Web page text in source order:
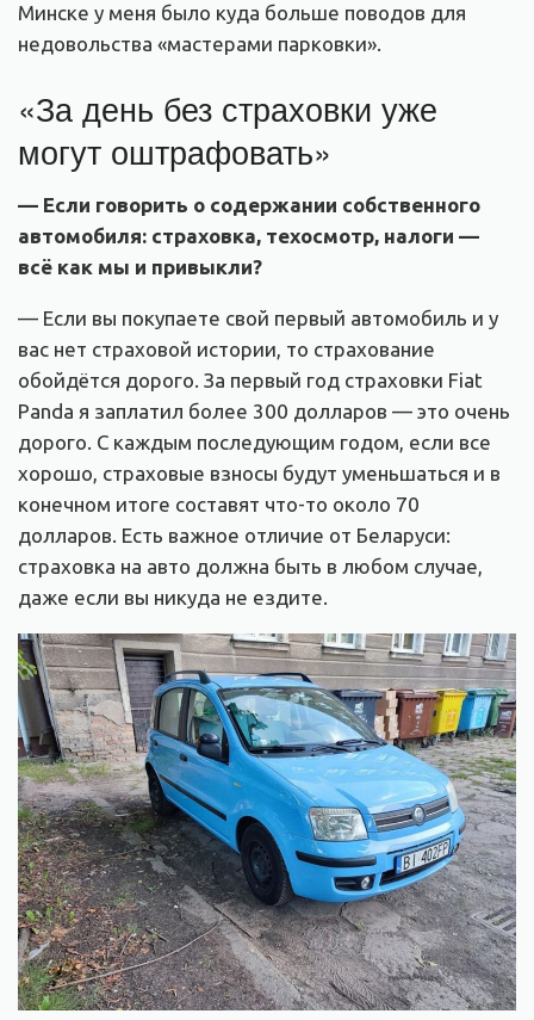
Минске у меня было куда больше поводов для
недовольства «мастерами парковки».
«За день без страховки уже
могут оштрафовать»
— Если говорить о содержании собственного
автомобиля: страховка, техосмотр, налоги —
всё как мы и привыкли?
— Если вы покупаете свой первый автомобиль и у
вас нет страховой истории, то страхование
обойдётся дорого. За первый год страховки Fiat
Panda я заплатил более 300 долларов — это очень
дорого. С каждым последующим годом, если все
хорошо, страховые взносы будут уменьшаться и в
конечном итоге составят что-то около 70
долларов. Есть важное отличие от Беларуси:
страховка на авто должна быть в любом случае,
даже если вы никуда не ездите.